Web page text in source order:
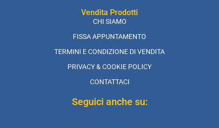
Vendita Prodotti
CHI SIAMO
FISSA APPUNTAMENTO
TERMINI E CONDIZIONE DI VENDITA
PRIVACY & COOKIE POLICY
CONTATTACI
Seguici anche su: